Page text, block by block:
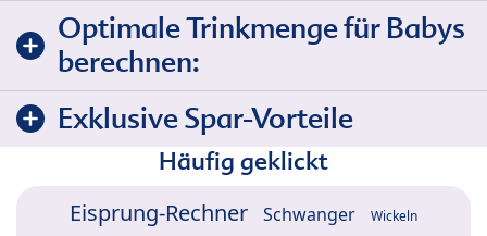
Optimale Trinkmenge für Babys
berechnen:
Exklusive Spar-Vorteile
Häufig geklickt
Eisprung-Rechner Schwanger Wickeln